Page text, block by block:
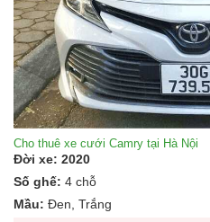
Cho thuê xe cưới Camry tại Hà Nội
Đời xe: 2020
Số ghế: 4 chỗ
Mầu: Đen, Trắng